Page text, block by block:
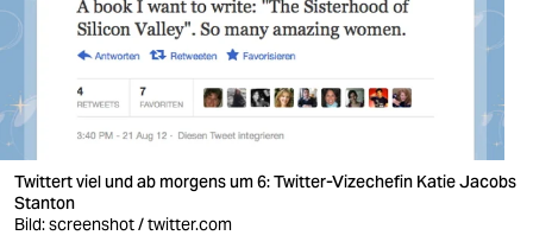
nord
wahrheit
verlag
verlag
veranstaltungen
Twittert viel und ab morgens um 6: Twitter-Vizechefin Katie Jacobs
Stanton
Bild: screenshot / twitter.com